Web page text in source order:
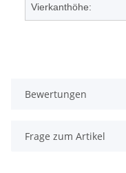
Vierkanthöhe:
Bewertungen
Frage zum Artikel